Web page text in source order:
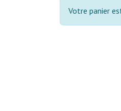
Votre panier